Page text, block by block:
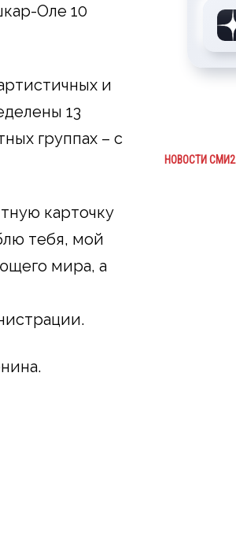
Оле 10
и
13
группах – с
карточку
тебя, мой
мира, а
НОВОСТИ СМИ2